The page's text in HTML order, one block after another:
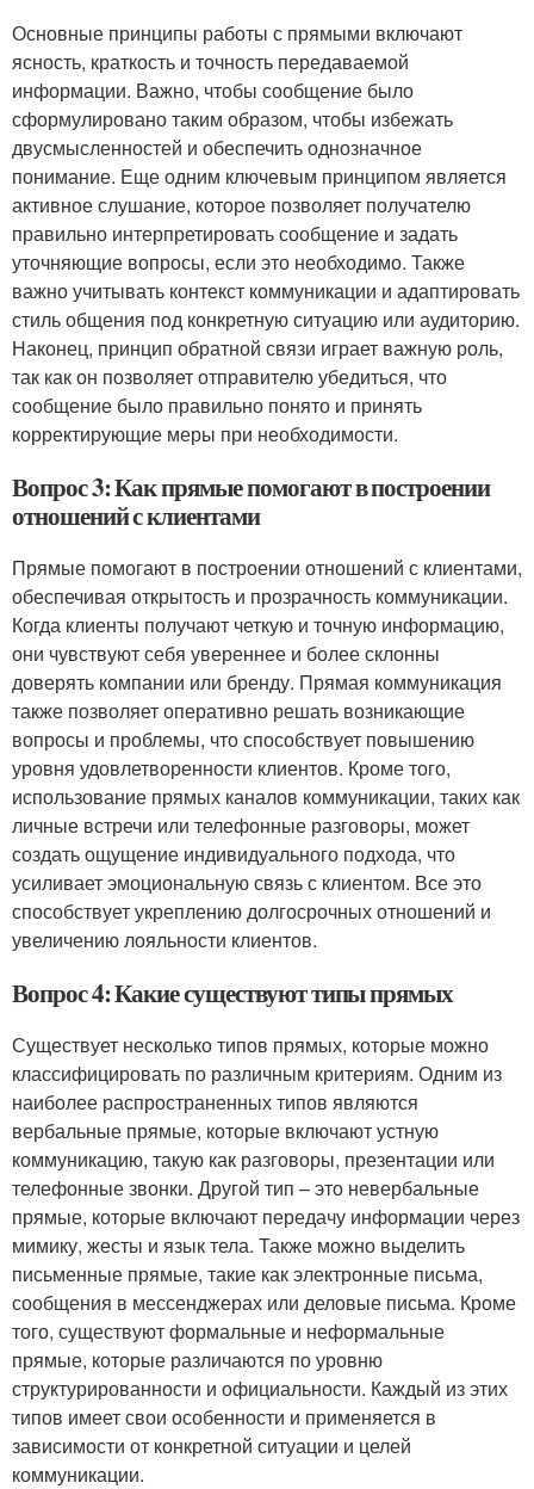
Основные принципы работы с прямыми включают
ясность, краткость и точность передаваемой
информации. Важно, чтобы сообщение было
сформулировано таким образом, чтобы избежать
двусмысленностей и обеспечить однозначное
понимание. Еще одним ключевым принципом является
активное слушание, которое позволяет получателю
правильно интерпретировать сообщение и задать
уточняющие вопросы, если это необходимо. Также
важно учитывать контекст коммуникации и адаптировать
стиль общения под конкретную ситуацию или аудиторию.
Наконец, принцип обратной связи играет важную роль,
так как он позволяет отправителю убедиться, что
сообщение было правильно понято и принять
корректирующие меры при необходимости.
Вопрос 3: Как прямые помогают в построении
отношений с клиентами
Прямые помогают в построении отношений с клиентами,
обеспечивая открытость и прозрачность коммуникации.
Когда клиенты получают четкую и точную информацию,
они чувствуют себя увереннее и более склонны
доверять компании или бренду. Прямая коммуникация
также позволяет оперативно решать возникающие
вопросы и проблемы, что способствует повышению
уровня удовлетворенности клиентов. Кроме того,
использование прямых каналов коммуникации, таких как
личные встречи или телефонные разговоры, может
создать ощущение индивидуального подхода, что
усиливает эмоциональную связь с клиентом. Все это
способствует укреплению долгосрочных отношений и
увеличению лояльности клиентов.
Вопрос 4: Какие существуют типы прямых
Существует несколько типов прямых, которые можно
классифицировать по различным критериям. Одним из
наиболее распространенных типов являются
вербальные прямые, которые включают устную
коммуникацию, такую как разговоры, презентации или
телефонные звонки. Другой тип – это невербальные
прямые, которые включают передачу информации через
мимику, жесты и язык тела. Также можно выделить
письменные прямые, такие как электронные письма,
сообщения в мессенджерах или деловые письма. Кроме
того, существуют формальные и неформальные
прямые, которые различаются по уровню
структурированности и официальности. Каждый из этих
типов имеет свои особенности и применяется в
зависимости от конкретной ситуации и целей
коммуникации.